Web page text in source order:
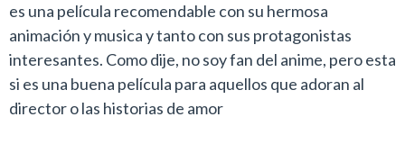
es una película recomendable con su hermosa
animación y musica y tanto con sus protagonistas
interesantes. Como dije, no soy fan del anime, pero esta
si es una buena película para aquellos que adoran al
director o las historias de amor